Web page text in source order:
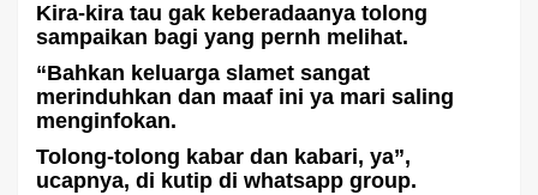
Kira-kira tau gak keberadaanya tolong
sampaikan bagi yang pernh melihat.
“Bahkan keluarga slamet sangat
merinduhkan dan maaf ini ya mari saling
menginfokan.
Tolong-tolong kabar dan kabari, ya”,
ucapnya, di kutip di whatsapp group.